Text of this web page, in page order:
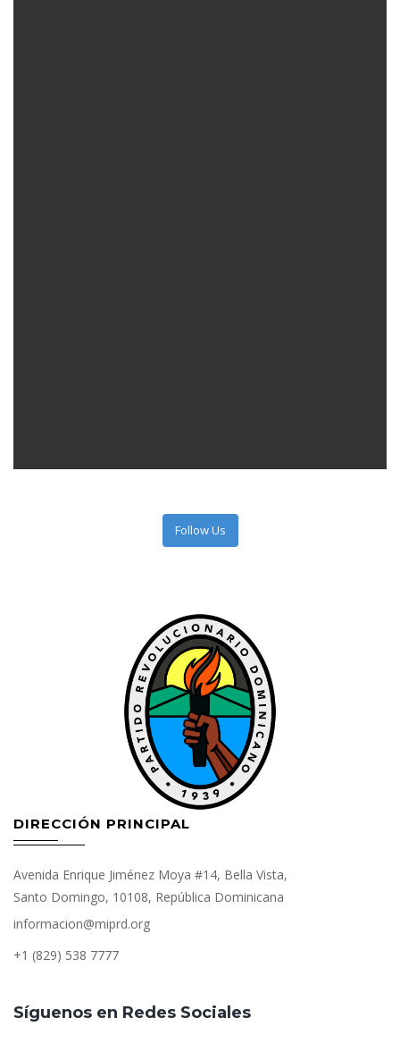
Follow Us
DIRECCIÓN PRINCIPAL
Avenida Enrique Jiménez Moya #14, Bella Vista,
Santo Domingo, 10108, República Dominicana
informacion@miprd.org
+1 (829) 538 7777
Síguenos en Redes Sociales